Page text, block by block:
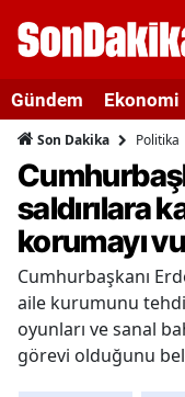
Gündem Ekonomi
Son Dakika Politika
saldırılara
korumayı
Cumhurbaşkanı
aile kurumunu
oyunları ve sanal
görevi olduğunu